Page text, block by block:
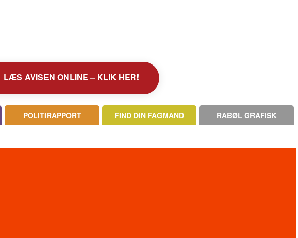
LÆS AVISEN ONLINE – KLIK HER!
POLITIRAPPORT FIND DIN FAGMAND RABØL GRAFISK